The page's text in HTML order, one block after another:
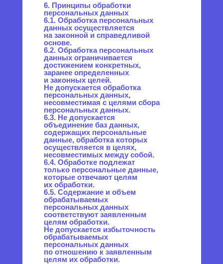
акта другого органа или
должностного лица,
подлежащих исполнению
в соответствии
с законодательством
Российской Федерации
об исполнительном
производстве.
9.4. Обработка персональных
данных необходима для
исполнения договора,
стороной которого либо
выгодоприобретателем или
поручителем по которому
является субъект
персональных данных, а также
для заключения договора
по инициативе субъекта
персональных данных или
договора, по которому субъект
персональных данных будет
являться
выгодоприобретателем или
поручителем.
9.5. Обработка персональных
данных необходима для
осуществления прав
и законных интересов
оператора или третьих лиц
либо для достижения
общественно значимых целей
при условии, что при этом
не нарушаются права
и свободы субъекта
персональных данных.
9.6. Осуществляется обработка
персональных данных, доступ
неограниченного круга лиц
к которым предоставлен
субъектом персональных
данных либо по его просьбе
(далее — общедоступные
персональные данные).
9.7. Осуществляется обработка
персональных данных,
подлежащих опубликованию
или обязательному раскрытию
в соответствии
с федеральным законом.